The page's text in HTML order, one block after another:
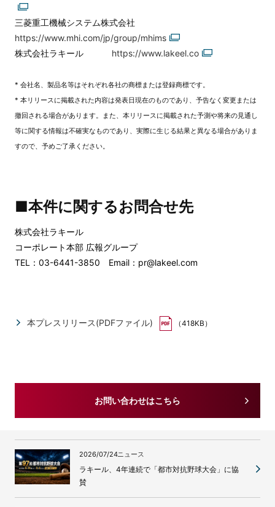
三菱重工機械システム株式会社
https://www.mhi.com/jp/group/mhims
株式会社ラキール https://www.lakeel.co
* 会社名、製品名等はそれぞれ各社の商標または登録商標です。
* 本リリースに掲載された内容は発表日現在のものであり、予告なく変更または
撤回される場合があります。また、本リリースに掲載された予測や将来の見通し
等に関する情報は不確実なものであり、実際に生じる結果と異なる場合がありま
すので、予めご了承ください。
■本件に関するお問合せ先
株式会社ラキール
コーポレート本部 広報グループ
TEL：03-6441-3850 Email：pr@lakeel.com
本プレスリリース(PDFファイル) （418KB）
お問い合わせはこちら
2026/07/24ニュース
ラキール、4年連続で「都市対抗野球大会」に協
賛